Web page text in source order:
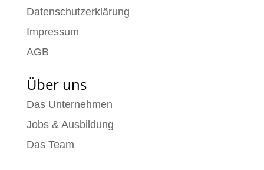
Datenschutzerklärung
Impressum
AGB
Über uns
Das Unternehmen
Jobs & Ausbildung
Das Team